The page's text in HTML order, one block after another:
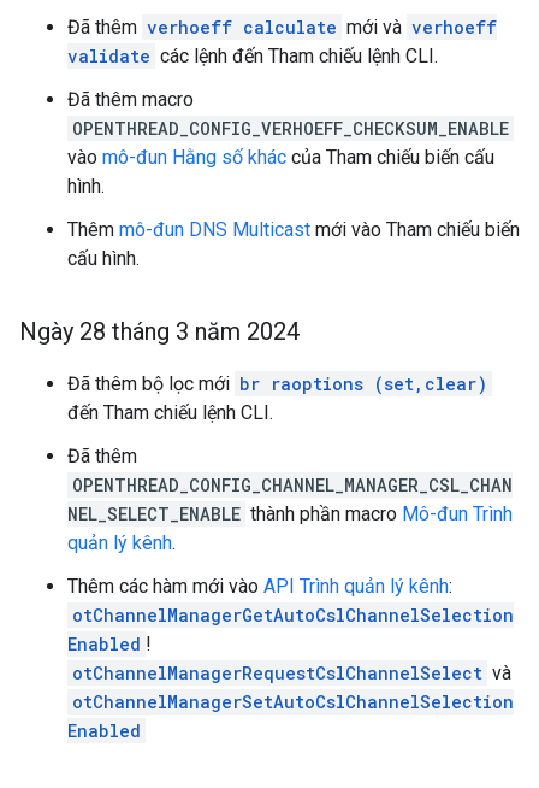
Đã thêm verhoeff calculate mới và verhoeff
validate các lệnh đến Tham chiếu lệnh CLI.
Đã thêm macro
OPENTHREAD_CONFIG_VERHOEFF_CHECKSUM_ENABLE
vào mô-đun Hằng số khác của Tham chiếu biến cấu
hình.
Thêm mô-đun DNS Multicast mới vào Tham chiếu biến
cấu hình.
Ngày 28 tháng 3 năm 2024
Đã thêm bộ lọc mới br raoptions (set,clear)
đến Tham chiếu lệnh CLI.
Đã thêm
OPENTHREAD_CONFIG_CHANNEL_MANAGER_CSL_CHAN
NEL_SELECT_ENABLE thành phần macro Mô-đun Trình
quản lý kênh.
Thêm các hàm mới vào API Trình quản lý kênh:
otChannelManagerGetAutoCslChannelSelection
Enabled !
otChannelManagerRequestCslChannelSelect và
otChannelManagerSetAutoCslChannelSelection
Enabled